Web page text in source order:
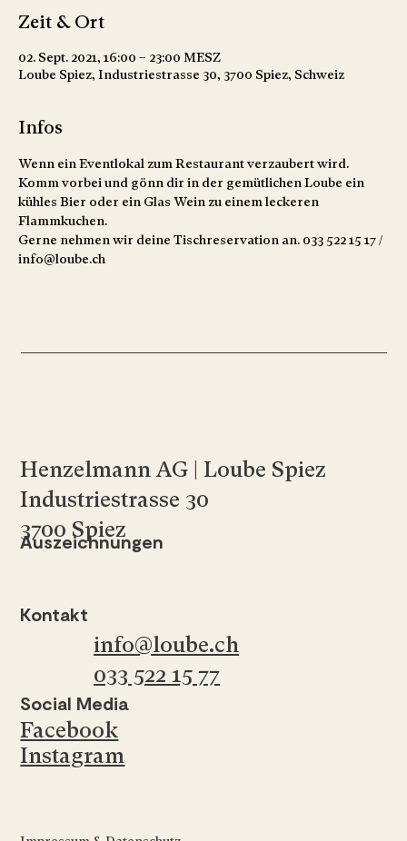
Zeit & Ort
02. Sept. 2021, 16:00 – 23:00 MESZ
Loube Spiez, Industriestrasse 30, 3700 Spiez, Schweiz
Infos
Wenn ein Eventlokal zum Restaurant verzaubert wird.
Komm vorbei und gönn dir in der gemütlichen Loube ein
kühles Bier oder ein Glas Wein zu einem leckeren
Flammkuchen.
Gerne nehmen wir deine Tischreservation an. 033 522 15 17 /
info@loube.ch
info@loube.ch
033 522 15 77
Kontakt
Facebook
Instagram
Social Media
Auszeichnungen
Henzelmann AG | Loube Spiez
Industriestrasse 30
3700 Spiez